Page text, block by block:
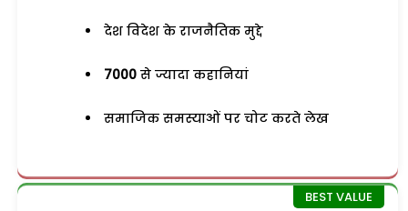
देश विदेश के राजनैतिक मुद्दे
7000 से ज्यादा कहानियां
समाजिक समस्याओं पर चोट करते लेख